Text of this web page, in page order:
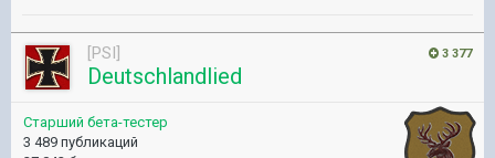
3 377
[PSI]
Deutschlandlied
Старший бета-тестер
3 489 публикаций